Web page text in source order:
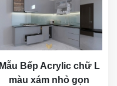
Mẫu Bếp Acrylic chữ L
màu xám nhỏ gọn